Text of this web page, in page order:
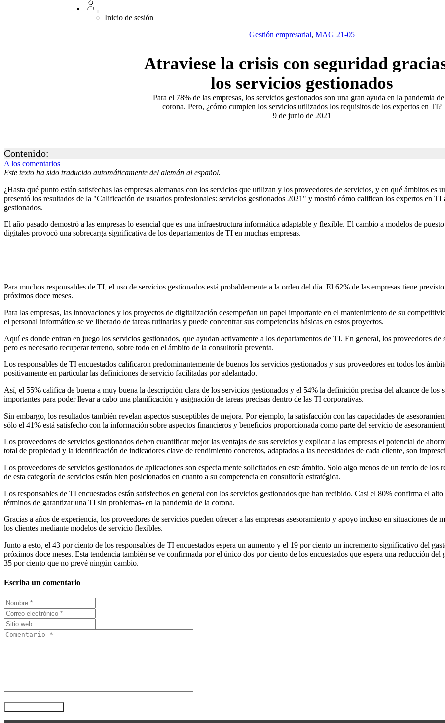
Inicio de sesión
Gestión empresarial, MAG 21-05
Atraviese la crisis con seguridad
los servicios gestionados
Para el 78% de las empresas, los servicios gestionados son una gran ayuda en la pandemia
corona. Pero, ¿cómo cumplen los servicios utilizados los requisitos de los expertos en TI?
9 de junio de 2021
Contenido:
A los comentarios
Este texto ha sido traducido automáticamente del alemán al español.
¿Hasta qué punto están satisfechas las empresas alemanas con los servicios que utilizan y los proveedores de servicios, y en qué ámbitos es
presentó los resultados de la "Calificación de usuarios profesionales: servicios gestionados 2021" y mostró cómo califican los expertos en TI
gestionados.
El año pasado demostró a las empresas lo esencial que es una infraestructura informática adaptable y flexible. El cambio a modelos de
digitales provocó una sobrecarga significativa de los departamentos de TI en muchas empresas.
Para muchos responsables de TI, el uso de servicios gestionados está probablemente a la orden del día. El 62% de las empresas tiene
próximos doce meses.
Para las empresas, las innovaciones y los proyectos de digitalización desempeñan un papel importante en el mantenimiento de su
el personal informático se ve liberado de tareas rutinarias y puede concentrar sus competencias básicas en estos proyectos.
Aquí es donde entran en juego los servicios gestionados, que ayudan activamente a los departamentos de TI. En general, los proveedores
pero es necesario recuperar terreno, sobre todo en el ámbito de la consultoría preventa.
Los responsables de TI encuestados calificaron predominantemente de buenos los servicios gestionados y sus proveedores en todos los
positivamente en particular las definiciones de servicio facilitadas por adelantado.
Así, el 55% califica de buena a muy buena la descripción clara de los servicios gestionados y el 54% la definición precisa del alcance de los
importantes para poder llevar a cabo una planificación y asignación de tareas precisas dentro de las TI corporativas.
Sin embargo, los resultados también revelan aspectos susceptibles de mejora. Por ejemplo, la satisfacción con las capacidades de
sólo el 41% está satisfecho con la información sobre aspectos financieros y beneficios proporcionada como parte del servicio de
Los proveedores de servicios gestionados deben cuantificar mejor las ventajas de sus servicios y explicar a las empresas el potencial de
total de propiedad y la identificación de indicadores clave de rendimiento concretos, adaptados a las necesidades de cada cliente, son
Los proveedores de servicios gestionados de aplicaciones son especialmente solicitados en este ámbito. Solo algo menos de un tercio de los
de esta categoría de servicios están bien posicionados en cuanto a su competencia en consultoría estratégica.
Los responsables de TI encuestados están satisfechos en general con los servicios gestionados que han recibido. Casi el 80% confirma el
términos de garantizar una TI sin problemas- en la pandemia de la corona.
Gracias a años de experiencia, los proveedores de servicios pueden ofrecer a las empresas asesoramiento y apoyo incluso en situaciones de
los clientes mediante modelos de servicio flexibles.
Junto a esto, el 43 por ciento de los responsables de TI encuestados espera un aumento y el 19 por ciento un incremento significativo del
próximos doce meses. Esta tendencia también se ve confirmada por el único dos por ciento de los encuestados que espera una reducción del
35 por ciento que no prevé ningún cambio.
Escriba un comentario